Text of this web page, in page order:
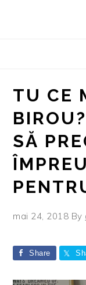
TU CE
SĂ
mai 24, 2018 By
Share